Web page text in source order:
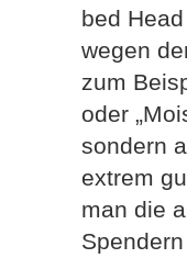
bed
wegen
zum
oder
sondern
extrem
man die